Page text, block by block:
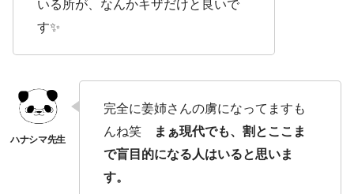
いる所が、なんかキザだけと良いで
す✨
完全に姜姉さんの虜になってますも
んね笑
まぁ現代でも、割とここま
で盲目的になる人はいると思いま
す。